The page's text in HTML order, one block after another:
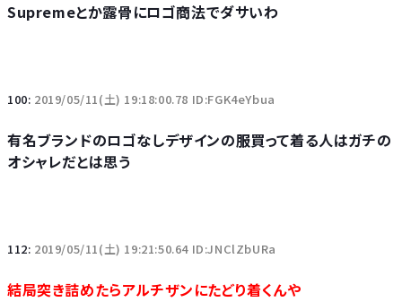
Supremeとか露骨にロゴ商法でダサいわ
100: 2019/05/11(土) 19:18:00.78 ID:FGK4eYbua
有名ブランドのロゴなしデザインの服買って着る人はガチの
オシャレだとは思う
112: 2019/05/11(土) 19:21:50.64 ID:JNClZbURa
結局突き詰めたらアルチザンにたどり着くんや